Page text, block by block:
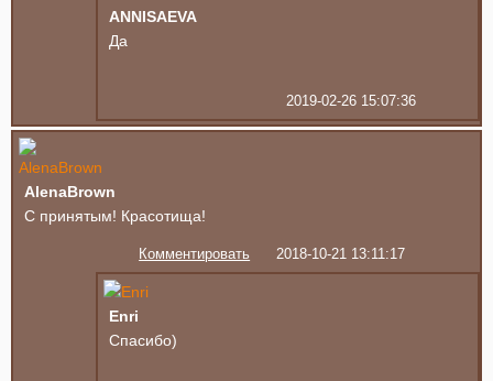
ANNISAEVA
Да
2019-02-26 15:07:36
AlenaBrown
С принятым! Красотища!
Комментировать 2018-10-21 13:11:17
Enri
Спасибо)